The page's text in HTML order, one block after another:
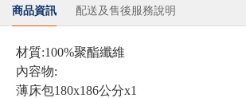
商品資訊 配送及售後服務說明
材質:100%聚酯纖維
內容物:
薄床包180x186公分x1